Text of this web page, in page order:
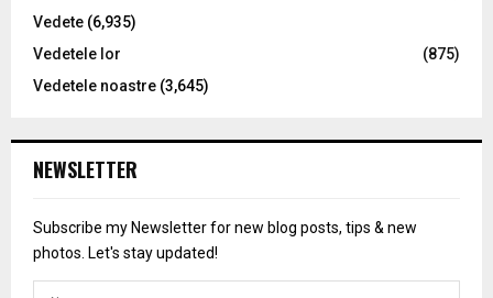
Vedete (6,935)
Vedetele lor
(875)
Vedetele noastre (3,645)
NEWSLETTER
Subscribe my Newsletter for new blog posts, tips & new
photos. Let's stay updated!